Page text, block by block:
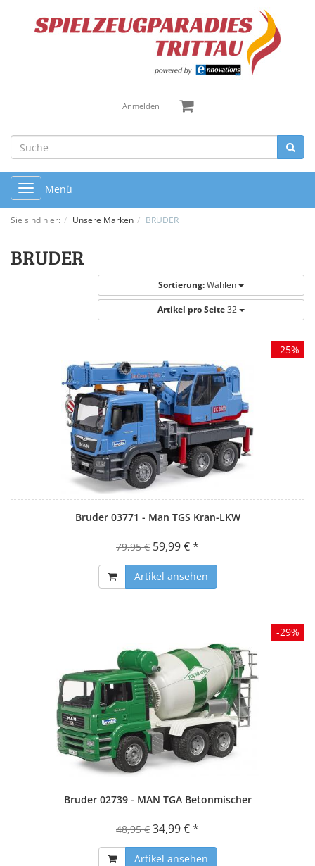
Anmelden
Toggle
navigation
Menü
Sie sind hier: Unsere Marken BRUDER
BRUDER
Sortierung:Wählen
Artikel pro Seite32
Bruder 03771 - Man TGS Kran-LKW
79,95 € 59,99 € *
Artikel ansehen
-25%
Bruder 02739 - MAN TGA Betonmischer
48,95 € 34,99 € *
Artikel ansehen
-29%